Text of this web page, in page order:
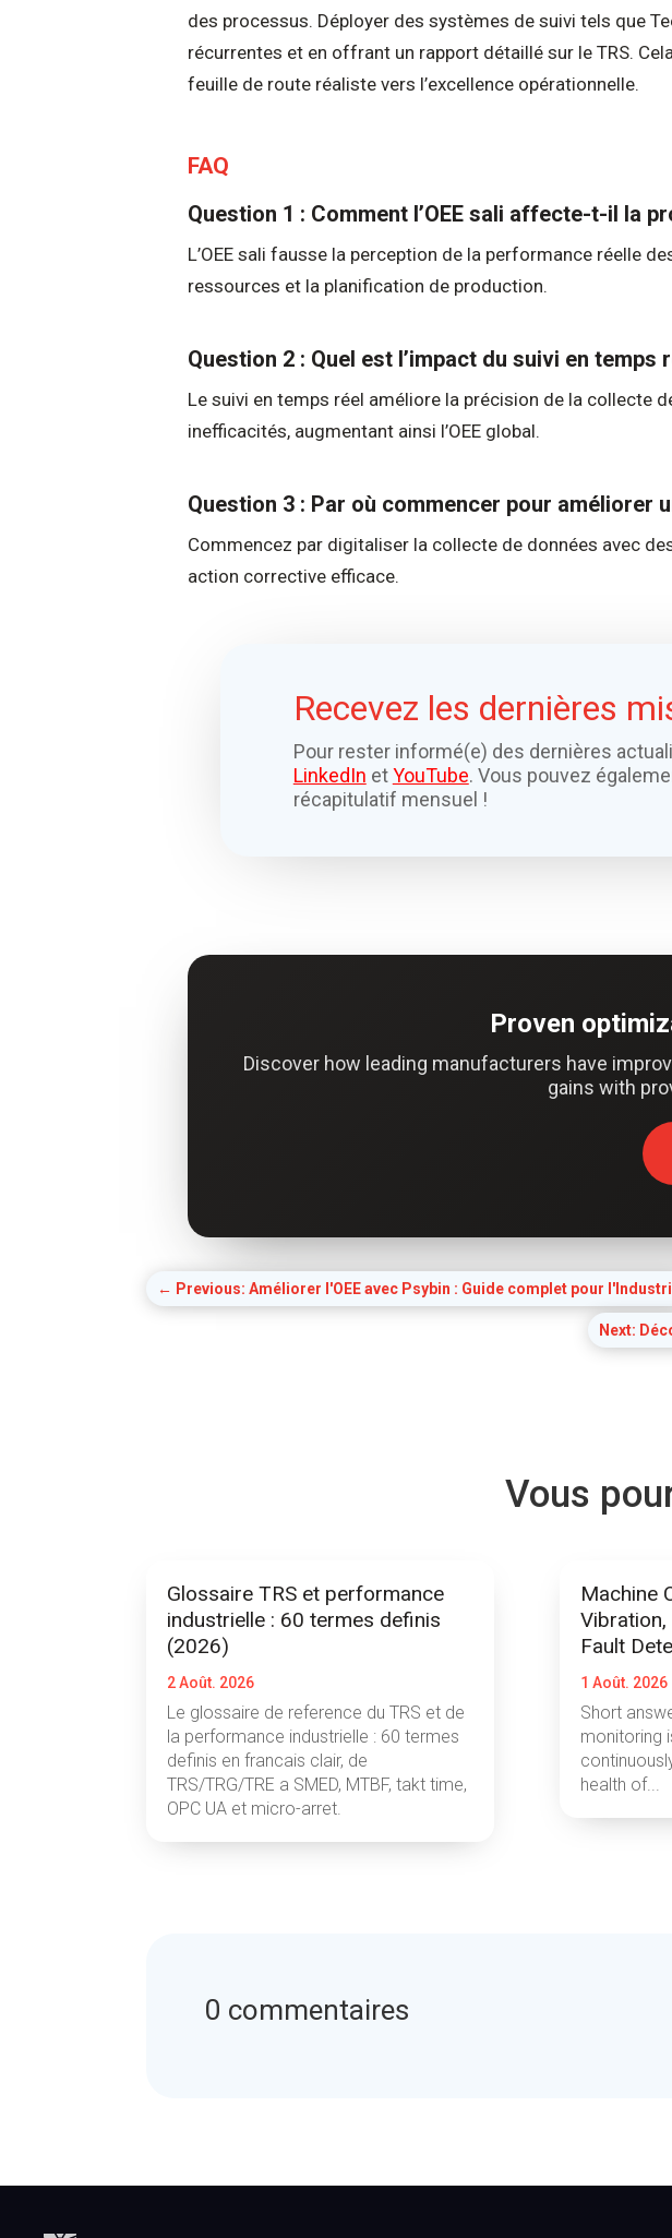
des processus. Déployer des systèmes de suivi tels que
récurrentes et en offrant un rapport détaillé sur le TRS.
feuille de route réaliste vers l’excellence opérationnelle.
FAQ
Question 1 : Comment l’OEE sali affecte-t-il la
L’OEE sali fausse la perception de la performance réelle
ressources et la planification de production.
Question 2 : Quel est l’impact du suivi en temps
Le suivi en temps réel améliore la précision de la collecte
inefficacités, augmentant ainsi l’OEE global.
Question 3 : Par où commencer pour améliorer
Commencez par digitaliser la collecte de données avec
action corrective efficace.
Recevez les dernières
Pour rester informé(e) des dernières
LinkedIn etYouTube. Vous pouvez
récapitulatif mensuel !
Proven
Discover how leading manufacturers have
gains with
← Previous: Améliorer l'OEE avec Psybin : Guide complet pour
Next:
Vous
Glossaire TRS et performance
industrielle : 60 termes definis
(2026)
2 Août. 2026
Le glossaire de reference du TRS et de
la performance industrielle : 60 termes
definis en francais clair, de
TRS/TRG/TRE a SMED, MTBF, takt time,
OPC UA et micro-arret.
Machine
Vibration,
Fault
1 Août. 2026
Short
monitoring
health of...
0 commentaires